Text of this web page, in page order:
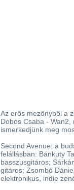
Az erős mezőnyből a
Dobos Csaba -
ismerkedjünk meg
Second Avenue: a
felállásban: Bánkuty
basszusgitáros;
gitáros; Zsombó
elektronikus, indie